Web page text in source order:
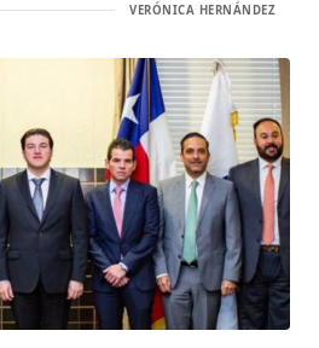
VERÓNICA HERNÁNDEZ